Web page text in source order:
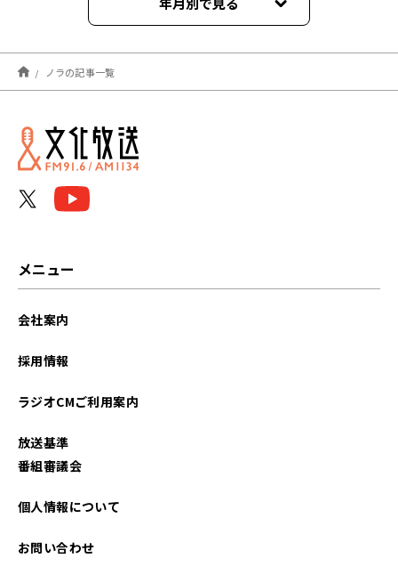
2023年04月
ノラの記事一覧
メニュー
会社案内
採用情報
ラジオCMご利用案内
放送基準
番組審議会
個人情報について
お問い合わせ